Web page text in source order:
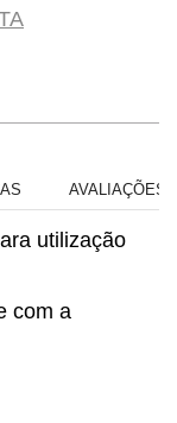
AVALIAÇÕES
utilização
com a